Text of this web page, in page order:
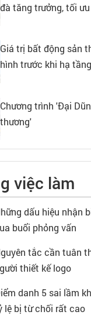
đà tăng trưởng, tối
Giá trị bất động sản
hình trước khi hạ
Chương trình 'Đại
thương'
việc làm
dấu hiệu nhận
buổi phỏng vấn
tắc cần tuân
thiết kế logo
danh 5 sai lầm
lệ bị từ chối rất cao